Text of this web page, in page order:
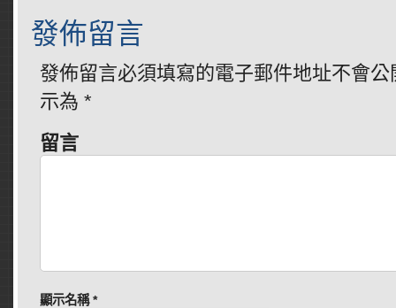
發佈留言
發佈留言必須填寫的電子郵件地址不會公
示為 *
留言
顯示名稱*